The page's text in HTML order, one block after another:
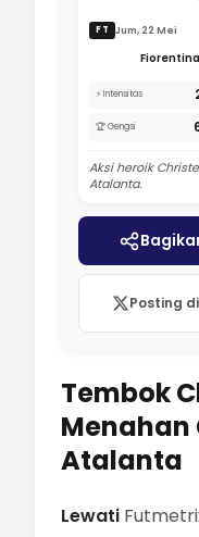
FT Jum, 22 Mei
Fiorentina
⚡ Intensitas
🏆 Gengsi
Aksi heroik
Atalanta.
Posting
Tembok
Menahan
Atalanta
Lewati